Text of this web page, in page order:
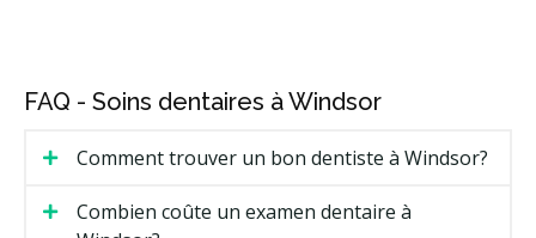
FAQ - Soins dentaires à Windsor
Comment trouver un bon dentiste à Windsor?
Combien coûte un examen dentaire à